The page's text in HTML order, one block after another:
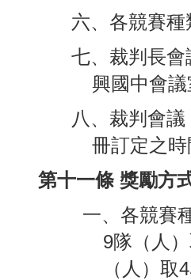
六、各競賽
七、裁判長
興國中會
八、裁判會
冊訂定之
第十一條 獎勵方
一、各競賽
9隊（人
（人）